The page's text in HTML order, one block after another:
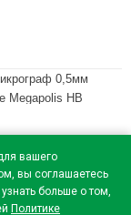
вашего
вы соглашаетесь
больше о том,
Политике
0,5мм
Megapolis НВ